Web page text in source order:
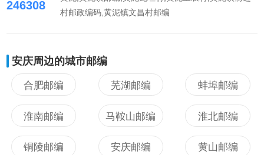
246308
村邮政编码,黄泥镇文昌村邮编
安庆周边的城市邮编
合肥邮编 芜湖邮编 蚌埠邮编
淮南邮编 马鞍山邮编 淮北邮编
铜陵邮编 安庆邮编 黄山邮编